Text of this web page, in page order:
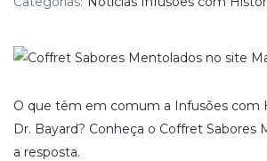
O que têm em comum a Infusões com
Dr. Bayard? Conheça o Coffret Sabores
a resposta.